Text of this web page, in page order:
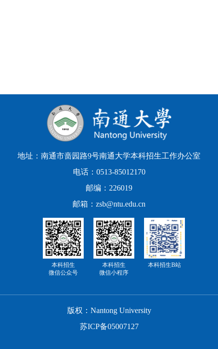
地址：南通市啬园路9号南通大学本科招生工作办公室
电话：0513-85012170
邮编：226019
邮箱：zsb@ntu.edu.cn
本科招生
微信公众号
本科招生
微信小程序
本科招生B站
版权：Nantong University
苏ICP备05007127